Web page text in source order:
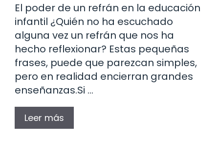
El poder de un refrán en la educación
infantil ¿Quién no ha escuchado
alguna vez un refrán que nos ha
hecho reflexionar? Estas pequeñas
frases, puede que parezcan simples,
pero en realidad encierran grandes
enseñanzas.Si …
Leer más